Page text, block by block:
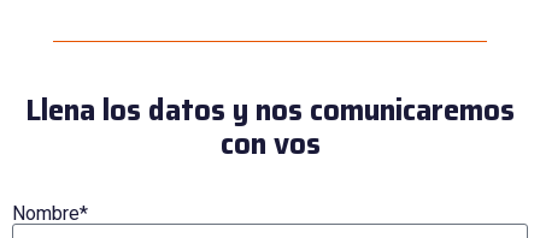
Llena los datos y nos comunicaremos
con vos
Nombre*